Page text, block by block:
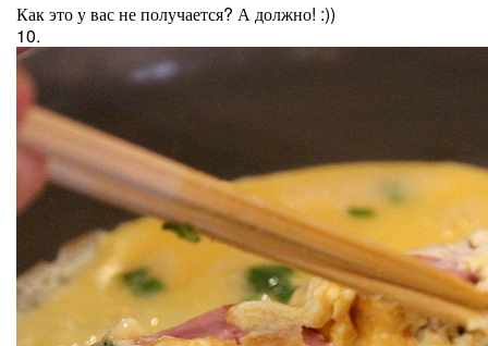
Как это у вас не получается? А должно! :))
10.